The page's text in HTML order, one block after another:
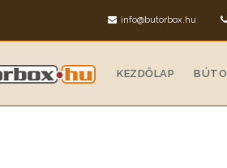
info@butorbox.hu
KEZDŐLAP